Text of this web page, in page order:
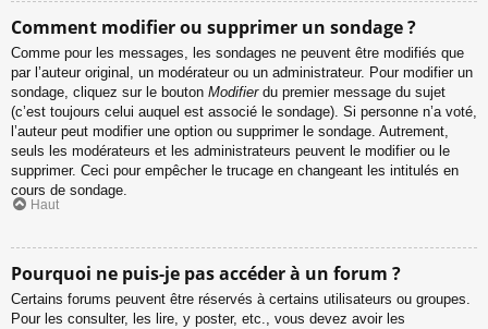
Comment modifier ou supprimer un sondage ?
Comme pour les messages, les sondages ne peuvent être modifiés que
par l’auteur original, un modérateur ou un administrateur. Pour modifier un
sondage, cliquez sur le bouton Modifierdu premier message du sujet
(c’est toujours celui auquel est associé le sondage). Si personne n’a voté,
l’auteur peut modifier une option ou supprimer le sondage. Autrement,
seuls les modérateurs et les administrateurs peuvent le modifier ou le
supprimer. Ceci pour empêcher le trucage en changeant les intitulés en
cours de sondage.
Haut
Pourquoi ne puis-je pas accéder à un forum ?
Certains forums peuvent être réservés à certains utilisateurs ou groupes.
Pour les consulter, les lire, y poster, etc., vous devez avoir les